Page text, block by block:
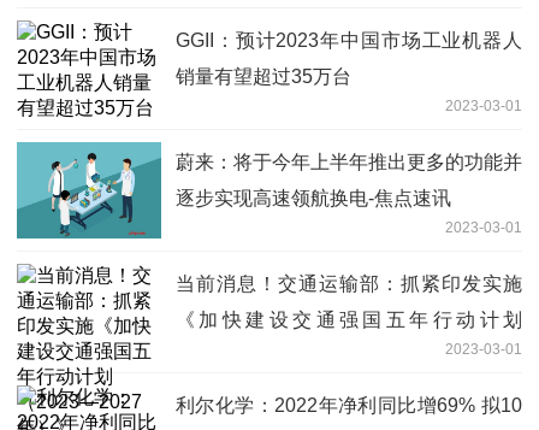
GGII：预计2023年中国市场工业机器人
销量有望超过35万台
2023-03-01
蔚来：将于今年上半年推出更多的功能并
逐步实现高速领航换电-焦点速讯
2023-03-01
当前消息！交通运输部：抓紧印发实施
《加快建设交通强国五年行动计划
2023-03-01
利尔化学：2022年净利同比增69% 拟10